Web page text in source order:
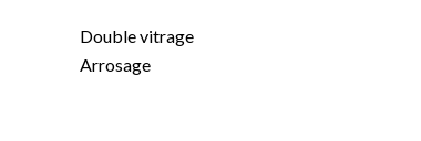
Double vitrage
Arrosage